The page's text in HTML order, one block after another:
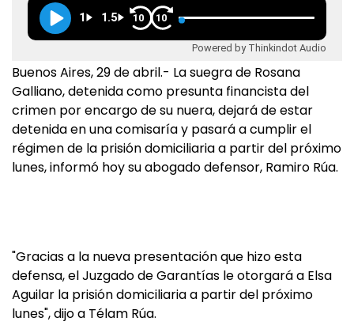
1 1.5 10 10
Powered by Thinkindot Audio
Buenos Aires, 29 de abril.- La suegra de Rosana
Galliano, detenida como presunta financista del
crimen por encargo de su nuera, dejará de estar
detenida en una comisaría y pasará a cumplir el
régimen de la prisión domiciliaria a partir del próximo
lunes, informó hoy su abogado defensor, Ramiro Rúa.
"Gracias a la nueva presentación que hizo esta
defensa, el Juzgado de Garantías le otorgará a Elsa
Aguilar la prisión domiciliaria a partir del próximo
lunes", dijo a Télam Rúa.